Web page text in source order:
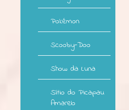
Pokémon
Scooby-Doo
Show da Luna
Sítio do Picapau
Amarelo